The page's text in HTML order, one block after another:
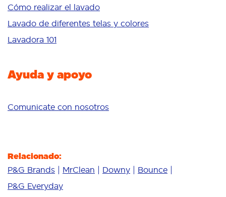
Sensible
Aditivos
Delicates
Cómo realizar el lavado
Lavado de diferentes telas y colores
Lavadora 101
Ayuda y apoyo
Comunicate con nosotros
Relacionado:
P&G Brands MrClean Downy
Bounce
P&G Everyday